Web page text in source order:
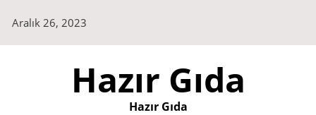
content
Aralık 26, 2023
Hazır Gıda
Hazır Gıda